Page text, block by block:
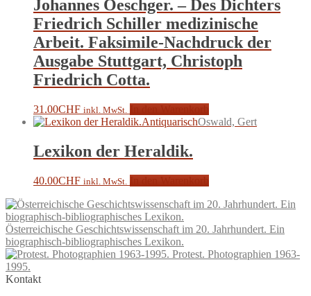
Johannes Oeschger. – Des Dichters
Friedrich Schiller medizinische
Arbeit. Faksimile-Nachdruck der
Ausgabe Stuttgart, Christoph
Friedrich Cotta.
31.00CHF inkl. MwSt.
AntiquarischOswald, Gert
Lexikon der Heraldik.
40.00CHF inkl. MwSt.
Österreichische Geschichtswissenschaft im 20. Jahrhundert. Ein
biographisch-bibliographisches Lexikon.
Protest. Photographien 1963-
1995.
Kontakt